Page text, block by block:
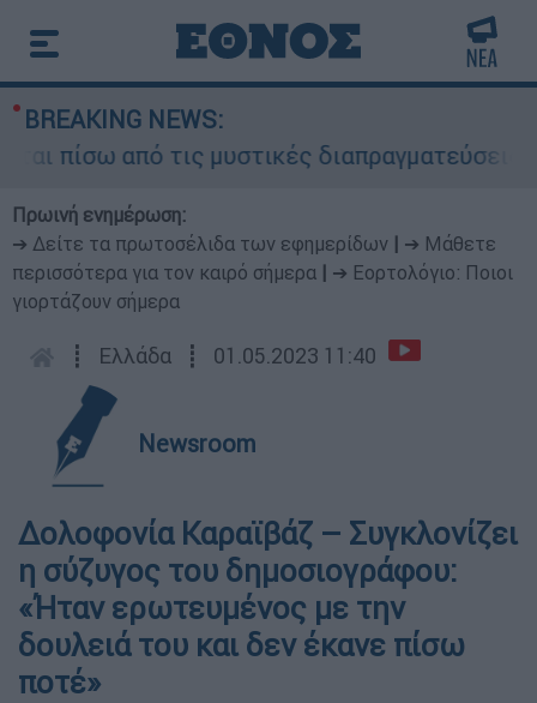
BREAKING NEWS:
από τις μυστικές διαπραγματεύσεις και
Πρωινή ενημέρωση:
➔ Δείτε τα πρωτοσέλιδα των εφημερίδων
➔ Μάθετε
περισσότερα για τον καιρό σήμερα
➔ Εορτολόγιο: Ποιοι
γιορτάζουν σήμερα
┋ Ελλάδα ┋ 01.05.2023 11:40
Newsroom
Δολοφονία Καραϊβάζ – Συγκλονίζει
η σύζυγος του δημοσιογράφου:
«Ήταν ερωτευμένος με την
δουλειά του και δεν έκανε πίσω
ποτέ»